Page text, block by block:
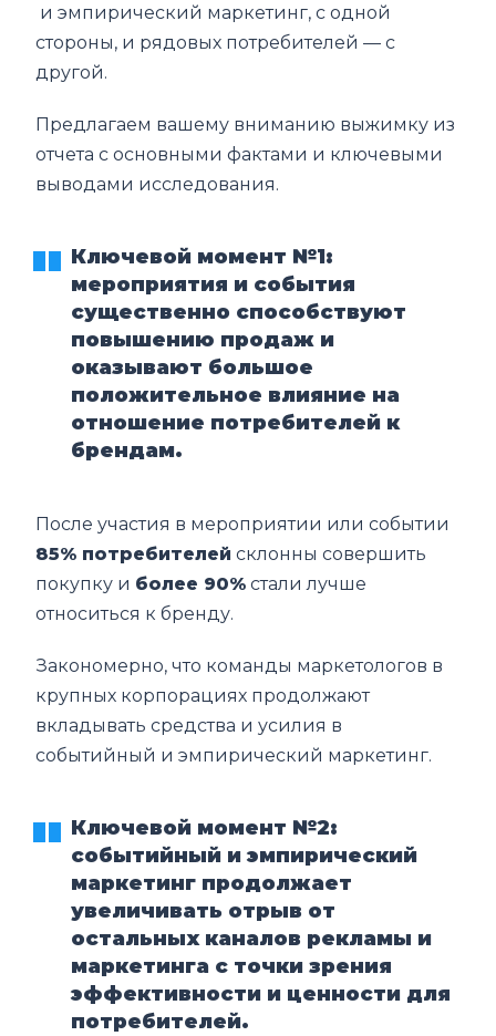
и эмпирический маркетинг, с одной
стороны, и рядовых потребителей — с
другой.
Предлагаем вашему вниманию выжимку из
отчета с основными фактами и ключевыми
выводами исследования.
Ключевой момент №1:
мероприятия и события
существенно способствуют
повышению продаж и
оказывают большое
положительное влияние на
отношение потребителей к
брендам.
После участия в мероприятии или событии
85% потребителей склонны совершить
покупку и более 90% стали лучше
относиться к бренду.
Закономерно, что команды маркетологов в
крупных корпорациях продолжают
вкладывать средства и усилия в
событийный и эмпирический маркетинг.
Ключевой момент №2:
событийный и эмпирический
маркетинг продолжает
увеличивать отрыв от
остальных каналов рекламы и
маркетинга с точки зрения
эффективности и ценности для
потребителей.